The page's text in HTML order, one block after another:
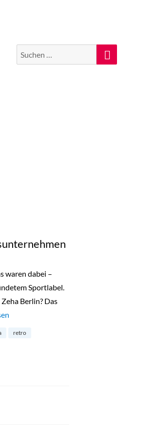
Suche
nach:
Suchen
waren dabei –
Sportlabel.
Berlin? Das
Ein deutsches Traditionsunternehmen“
retro